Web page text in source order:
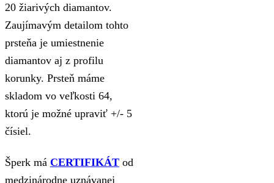
20 žiarivých diamantov.
Zaujímavým detailom tohto
prsteňa je umiestnenie
diamantov aj z profilu
korunky. Prsteň máme
skladom vo veľkosti 64,
ktorú je možné upraviť +/- 5
čísiel.
Šperk má CERTIFIKÁT od
medzinárodne uznávanej